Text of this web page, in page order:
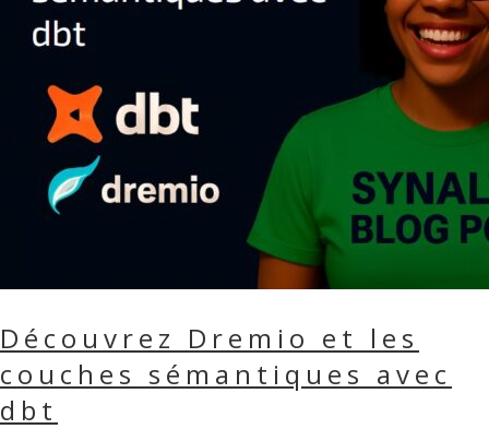
Découvrez Dremio et les
couches sémantiques avec
dbt